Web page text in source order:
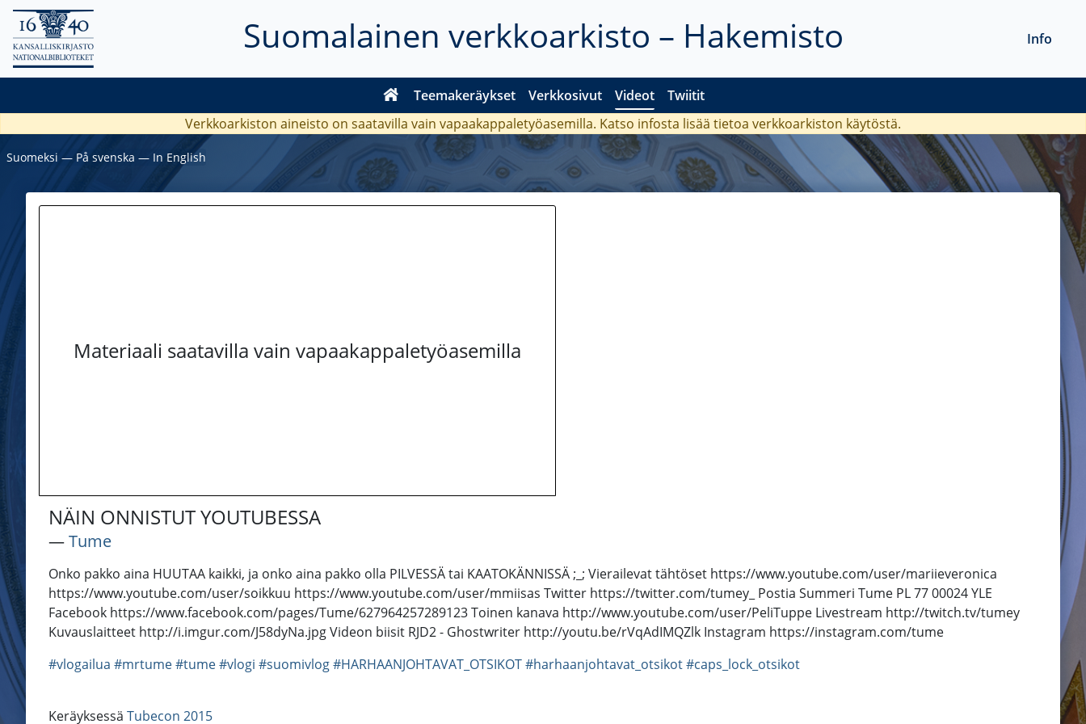
Suomalainen verkkoarkisto – Hakemisto
Teemakeräykset Verkkosivut Videot Twiitit
Info
Verkkoarkiston aineisto on saatavilla vain vapaakappaletyöasemilla. Katso infosta lisää tietoa verkkoarkiston käytöstä.
Suomeksi ― På svenska ― In English
Materiaali saatavilla vain vapaakappaletyöasemilla
NÄIN ONNISTUT YOUTUBESSA
―Tume
Onko pakko aina HUUTAA kaikki, ja onko aina pakko olla PILVESSÄ tai KAATOKÄNNISSÄ ;_; Vierailevat tähtöset https://www.youtube.com/user/mariieveronica
https://www.youtube.com/user/soikkuu https://www.youtube.com/user/mmiisas Twitter https://twitter.com/tumey_ Postia Summeri Tume PL 77 00024 YLE
Facebook https://www.facebook.com/pages/Tume/627964257289123 Toinen kanava http://www.youtube.com/user/PeliTuppe Livestream http://twitch.tv/tumey
Kuvauslaitteet http://i.imgur.com/J58dyNa.jpg Videon biisit RJD2 - Ghostwriter http://youtu.be/rVqAdIMQZlk Instagram https://instagram.com/tume
#vlogailua #mrtume#tume#vlogi #suomivlog#HARHAANJOHTAVAT_OTSIKOT#harhaanjohtavat_otsikot#caps_lock_otsikot
Keräyksessä Tubecon 2015